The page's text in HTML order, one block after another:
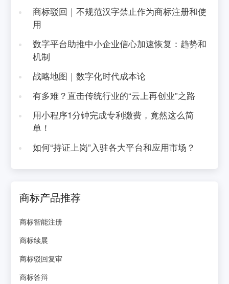
商标驳回｜不规范汉字禁止作为商标注册和使
用
数字平台助推中小企业信心加速恢复：趋势和
机制
战略地图｜数字化时代成本论
有多难？直击传统行业的“云上再创业”之路
用小程序1分钟完成专利缴费，竟然这么简
单！
如何“持证上岗”入驻各大平台和应用市场？
商标产品推荐
商标智能注册
商标续展
商标驳回复审
商标答辩